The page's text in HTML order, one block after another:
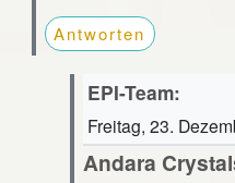
Antworten
EPI-Team:
Freitag, 23.
Andara